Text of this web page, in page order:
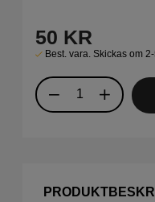
50 KR
Best. vara. Skickas om